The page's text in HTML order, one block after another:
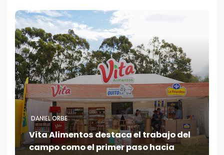
DANIEL ORBE
Vita Alimentos destaca el trabajo del
campo como el primer paso hacia